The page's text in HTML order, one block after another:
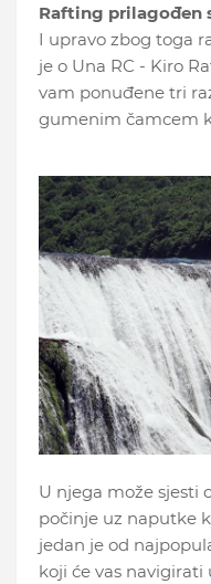
Rafting prilagođen
I upravo zbog toga
je o Una RC - Kiro
vam ponuđene tri
gumenim čamcem
U njega može sjesti
počinje uz naputke
jedan je od
koji će vas